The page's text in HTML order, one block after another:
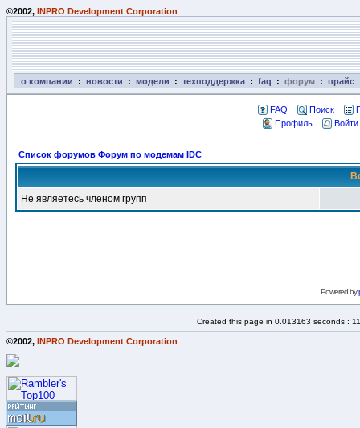
©2002, INPRO Development Corporation
о компании : новости : модели : техподдержка : faq : форум : прайс
FAQ Поиск
Профиль
Список форумов Форум по модемам IDC
Не являетесь членом групп
Powered by
Created this page in 0.013163 seconds :
©2002, INPRO Development Corporation